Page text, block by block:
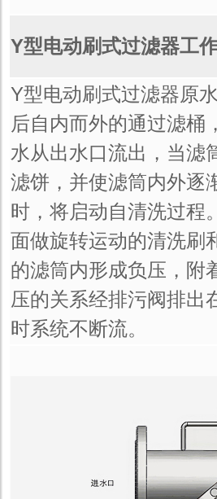
Y型电动刷式过滤器工
Y型电动刷式过滤器原
后自内而外的通过滤桶
水从出水口流出，当滤
滤饼，并使滤筒内外逐
时，将启动自清洗过程
面做旋转运动的清洗刷
的滤筒内形成负压，附
压的关系经排污阀排出
时系统不断流。